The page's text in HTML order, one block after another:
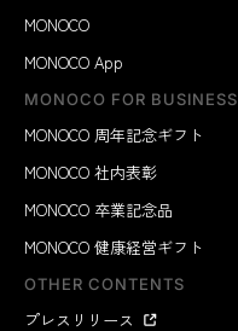
MONOCO
MONOCO App
MONOCO FOR BUSINESS
MONOCO 周年記念ギフト
MONOCO 社内表彰
MONOCO 卒業記念品
MONOCO 健康経営ギフト
OTHER CONTENTS
プレスリリース